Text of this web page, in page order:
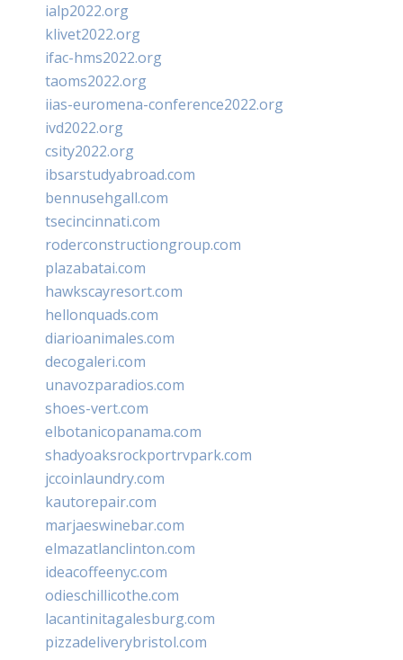
ialp2022.org
klivet2022.org
ifac-hms2022.org
taoms2022.org
iias-euromena-conference2022.org
ivd2022.org
csity2022.org
ibsarstudyabroad.com
bennusehgall.com
tsecincinnati.com
roderconstructiongroup.com
plazabatai.com
hawkscayresort.com
hellonquads.com
diarioanimales.com
decogaleri.com
unavozparadios.com
shoes-vert.com
elbotanicopanama.com
shadyoaksrockportrvpark.com
jccoinlaundry.com
kautorepair.com
marjaeswinebar.com
elmazatlanclinton.com
ideacoffeenyc.com
odieschillicothe.com
lacantinitagalesburg.com
pizzadeliverybristol.com